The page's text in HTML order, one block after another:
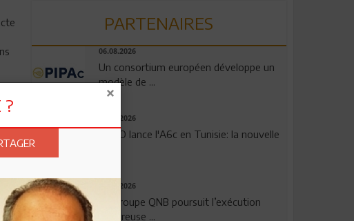
et
PARTENAIRES
06.08.2026
Un consortium européen développe un
modèle de ...
04.08.2026
OPPO lance l'A6c en Tunisie: la nouvelle
29.07.2026
Le Groupe QNB poursuit l’exécution
rigoureuse ...
?